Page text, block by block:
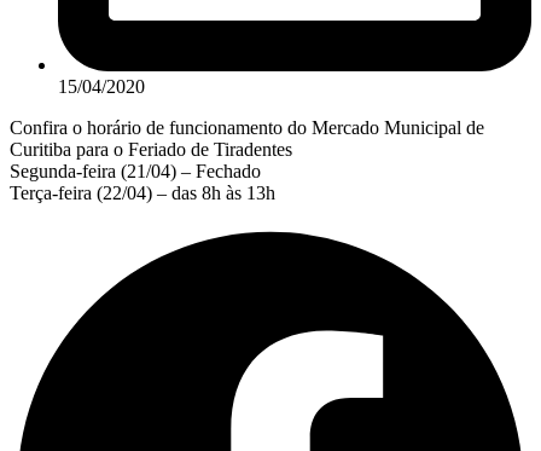
15/04/2020
Confira o horário de funcionamento do Mercado Municipal de
Curitiba para o Feriado de Tiradentes
Segunda-feira (21/04) – Fechado
Terça-feira (22/04) – das 8h às 13h